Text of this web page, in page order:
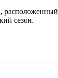
,
сезон.